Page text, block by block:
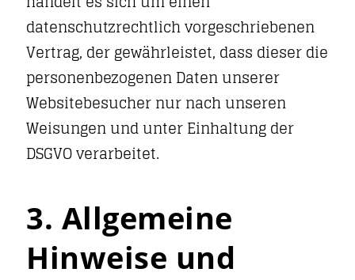
datenschutzrechtlich vorgeschriebenen
Vertrag, der gewährleistet, dass dieser die
personenbezogenen Daten unserer
Websitebesucher nur nach unseren
Weisungen und unter Einhaltung der
DSGVO verarbeitet.
3. Allgemeine
Hinweise und